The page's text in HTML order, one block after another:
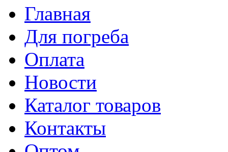
Главная
Для погреба
Оплата
Новости
Каталог товаров
Контакты